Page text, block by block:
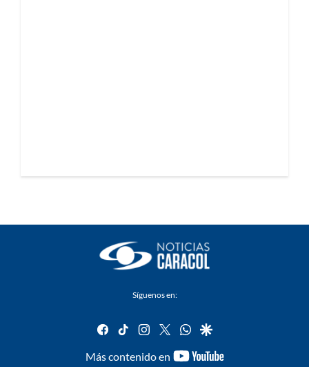
Síguenos en:
facebook
tiktok instagram
twitterwhatsapp
google
Más contenido en
youtube-